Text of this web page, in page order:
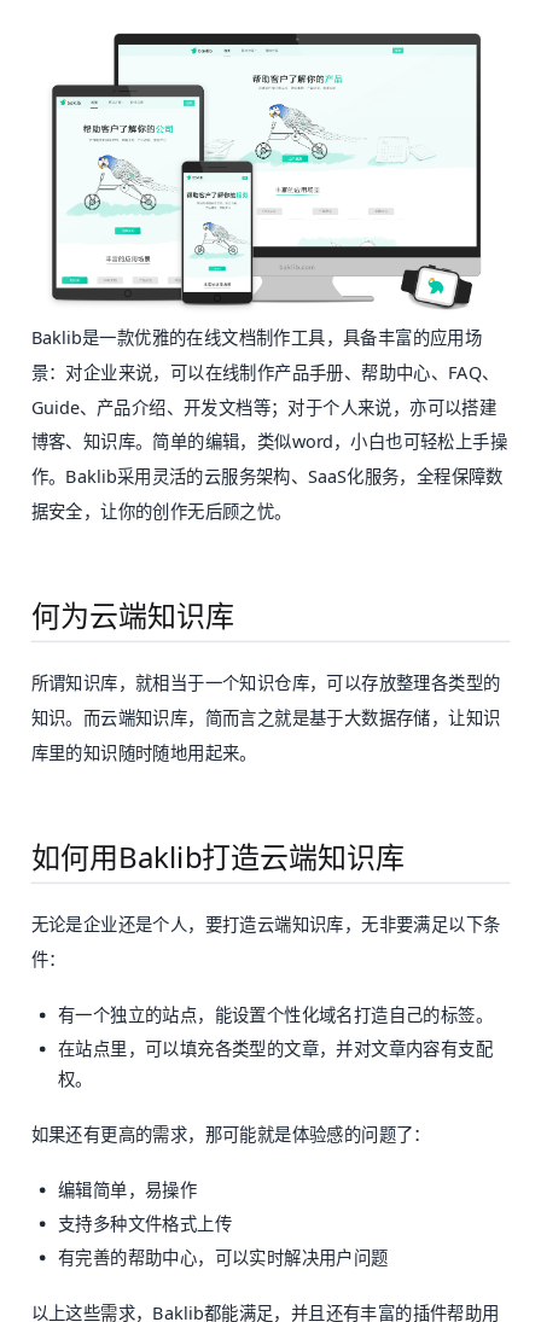
Baklib是一款优雅的在线文档制作工具，具备丰富的应用场
景：对企业来说，可以在线制作产品手册、帮助中心、FAQ、
Guide、产品介绍、开发文档等；对于个人来说，亦可以搭建
博客、知识库。简单的编辑，类似word，小白也可轻松上手操
作。Baklib采用灵活的云服务架构、SaaS化服务，全程保障数
据安全，让你的创作无后顾之忧。
何为云端知识库
所谓知识库，就相当于一个知识仓库，可以存放整理各类型的
知识。而云端知识库，简而言之就是基于大数据存储，让知识
库里的知识随时随地用起来。
如何用Baklib打造云端知识库
无论是企业还是个人，要打造云端知识库，无非要满足以下条
件：
有一个独立的站点，能设置个性化域名打造自己的标签。
在站点里，可以填充各类型的文章，并对文章内容有支配
权。
如果还有更高的需求，那可能就是体验感的问题了：
编辑简单，易操作
支持多种文件格式上传
有完善的帮助中心，可以实时解决用户问题
以上这些需求，Baklib都能满足，并且还有丰富的插件帮助用